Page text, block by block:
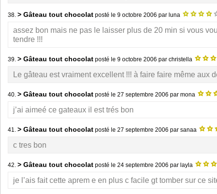
38. > Gâteau tout chocolat posté le 9 octobre 2006 par luna
assez bon mais ne pas le laisser plus de 20 min si vous
tendre !!!
39. > Gâteau tout chocolat posté le 9 octobre 2006 par christella
Le gâteau est vraiment excellent !!! à faire faire même aux
40. > Gâteau tout chocolat posté le 27 septembre 2006 par mona
j’ai aimeé ce gateaux il est trés bon
41. > Gâteau tout chocolat posté le 27 septembre 2006 par sanaa
c tres bon
42. > Gâteau tout chocolat posté le 24 septembre 2006 par layla
je l’ais fait cette aprem e en plus c facile gt tomber sur ce